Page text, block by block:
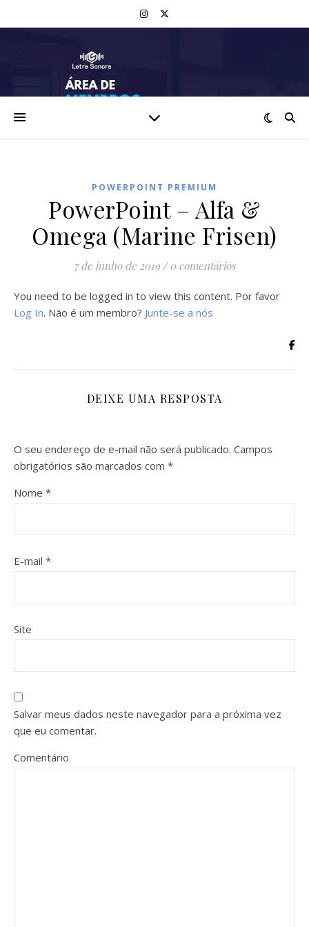
POWERPOINT PREMIUM
PowerPoint – Alfa &
Omega (Marine Frisen)
7 de junho de 2019 / 0 comentários
You need to be logged in to view this content. Por favor
Log In. Não é um membro? Junte-se a nós
DEIXE UMA RESPOSTA
O seu endereço de e-mail não será publicado. Campos
obrigatórios são marcados com *
Nome *
E-mail *
Site
Salvar meus dados neste navegador para a próxima vez
que eu comentar.
Comentário